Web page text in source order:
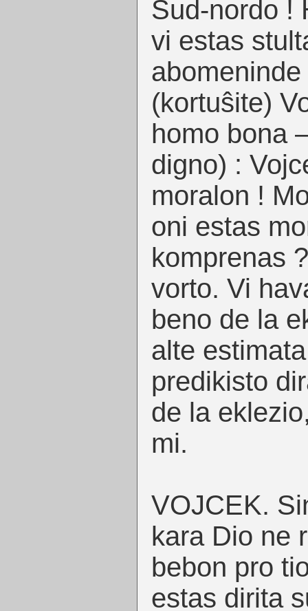
Sud-nordo !
vi estas
(kortuŝite)
homo bona
digno) :
moralon !
oni estas
komprenas
vorto. Vi
beno de la
alte
predikisto
de la
mi.
VOJCEK.
kara Dio ne
bebon pro
estas dirita